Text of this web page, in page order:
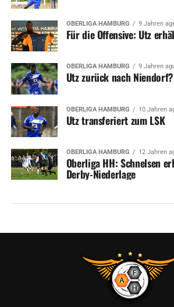
OBERLIGA HAMBURG 9 Jahren
Für die Offensive: Utz
OBERLIGA HAMBURG 9 Jahren
Utz zurück nach Niendorf?
OBERLIGA HAMBURG 10 Jahren
Utz transferiert zum LSK
OBERLIGA HAMBURG 12 Jahren
Oberliga HH: Schnelsen
Derby-Niederlage